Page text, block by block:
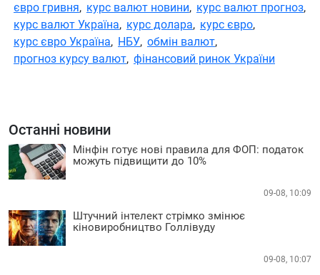
євро гривня, курс валют новини, курс валют прогноз,
курс валют Україна, курс долара, курс євро,
курс євро Україна, НБУ, обмін валют,
прогноз курсу валют, фінансовий ринок України
Останні новини
Мінфін готує нові правила для ФОП: податок
можуть підвищити до 10%
09-08, 10:09
Штучний інтелект стрімко змінює
кіновиробництво Голлівуду
09-08, 10:07